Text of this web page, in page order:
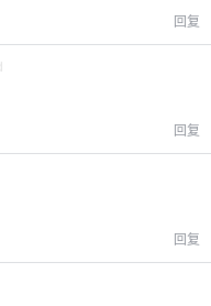
回复
回复
回复